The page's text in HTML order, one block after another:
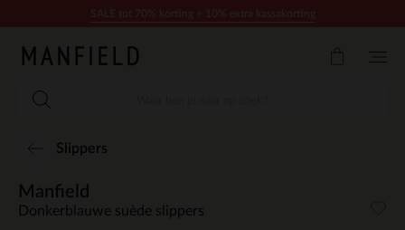
Slippers
Manfield
Donkerblauwe suède slippers